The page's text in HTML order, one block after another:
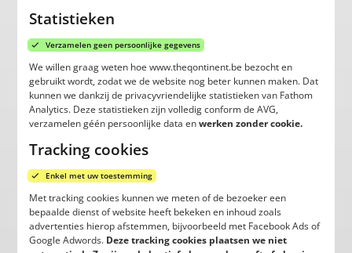
Statistieken
Verzamelen geen persoonlijke gegevens
We willen graag weten hoe www.theqontinent.be bezocht en
gebruikt wordt, zodat we de website nog beter kunnen maken. Dat
kunnen we dankzij de privacyvriendelijke statistieken van Fathom
Analytics. Deze statistieken zijn volledig conform de AVG,
verzamelen géén persoonlijke data enwerken zonder cookie.
Tracking cookies
Enkel met uw toestemming
Met tracking cookies kunnen we meten of de bezoeker een
bepaalde dienst of website heeft bekeken en inhoud zoals
advertenties hierop afstemmen, bijvoorbeeld met Facebook Ads of
Google Adwords. Deze tracking cookies plaatsen we niet